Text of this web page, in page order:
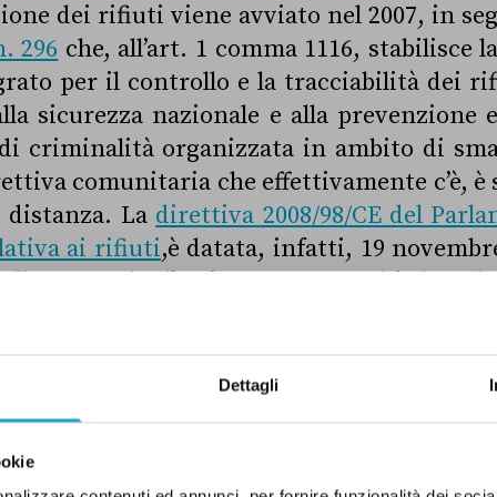
Dettagli
dei rifiuti viene avviato nel 2007, in
296 che, all’art. 1 comma 1116, stabilisce
per il controllo e la tracciabilità dei
sicurezza nazionale e alla prevenzione
criminalità organizzata in ambito di
comunitaria che effettivamente c’è, è
La direttiva 2008/98/CE del
ai rifiuti,è datata, infatti, 19
all’articolo 17, per l’appunto
legge che “gli Stati membri adottano le
dalla produzione alla
pericolosi”. Tale direttiva è stata
essere la
Nota Normativa sul Sistri e le